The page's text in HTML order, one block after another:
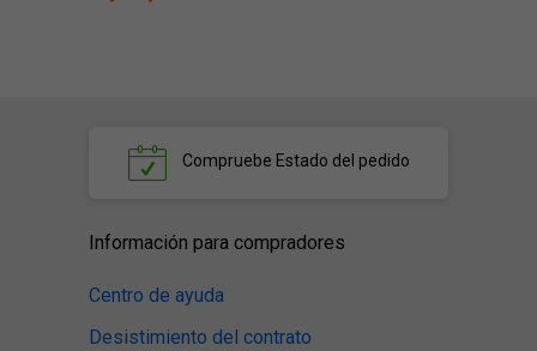
Compruebe Estado del pedido
Información para compradores
Centro de ayuda
Desistimiento del contrato